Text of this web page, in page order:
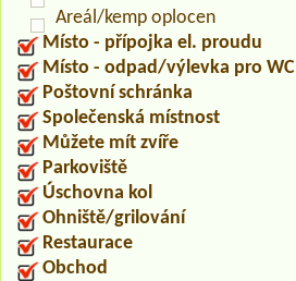
Areál/kemp oplocen
Místo - přípojka el. proudu
Místo - odpad/výlevka pro WC
Poštovní schránka
Společenská místnost
Můžete mít zvíře
Parkoviště
Úschovna kol
Ohniště/grilování
Restaurace
Obchod